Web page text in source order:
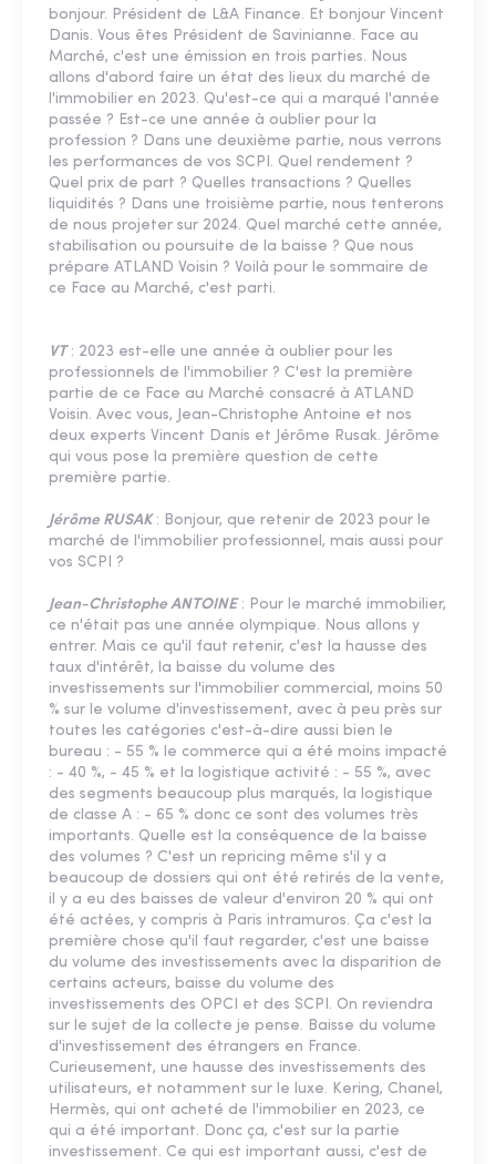
bonjour. Président de L&A Finance. Et bonjour Vincent
Danis. Vous êtes Président de Savinianne. Face au
Marché, c'est une émission en trois parties. Nous
allons d'abord faire un état des lieux du marché de
l'immobilier en 2023. Qu'est-ce qui a marqué l'année
passée ? Est-ce une année à oublier pour la
profession ? Dans une deuxième partie, nous verrons
les performances de vos SCPI. Quel rendement ?
Quel prix de part ? Quelles transactions ? Quelles
liquidités ? Dans une troisième partie, nous tenterons
de nous projeter sur 2024. Quel marché cette année,
stabilisation ou poursuite de la baisse ? Que nous
prépare ATLAND Voisin ? Voilà pour le sommaire de
ce Face au Marché, c'est parti.
VT: 2023 est-elle une année à oublier pour les
professionnels de l'immobilier ? C'est la première
partie de ce Face au Marché consacré à ATLAND
Voisin. Avec vous, Jean-Christophe Antoine et nos
deux experts Vincent Danis et Jérôme Rusak. Jérôme
qui vous pose la première question de cette
première partie.
Jérôme RUSAK: Bonjour, que retenir de 2023 pour le
marché de l'immobilier professionnel, mais aussi pour
vos SCPI ?
Jean-Christophe ANTOINE: Pour le marché immobilier,
ce n'était pas une année olympique. Nous allons y
entrer. Mais ce qu'il faut retenir, c'est la hausse des
taux d'intérêt, la baisse du volume des
investissements sur l'immobilier commercial, moins 50
% sur le volume d'investissement, avec à peu près sur
toutes les catégories c'est-à-dire aussi bien le
bureau : - 55 % le commerce qui a été moins impacté
: - 40 %, - 45 % et la logistique activité : - 55 %, avec
des segments beaucoup plus marqués, la logistique
de classe A : - 65 % donc ce sont des volumes très
importants. Quelle est la conséquence de la baisse
des volumes ? C'est un repricing même s'il y a
beaucoup de dossiers qui ont été retirés de la vente,
il y a eu des baisses de valeur d'environ 20 % qui ont
été actées, y compris à Paris intramuros. Ça c'est la
première chose qu'il faut regarder, c'est une baisse
du volume des investissements avec la disparition de
certains acteurs, baisse du volume des
investissements des OPCI et des SCPI. On reviendra
sur le sujet de la collecte je pense. Baisse du volume
d'investissement des étrangers en France.
Curieusement, une hausse des investissements des
utilisateurs, et notamment sur le luxe. Kering, Chanel,
Hermès, qui ont acheté de l'immobilier en 2023, ce
qui a été important. Donc ça, c'est sur la partie
investissement. Ce qui est important aussi, c'est de